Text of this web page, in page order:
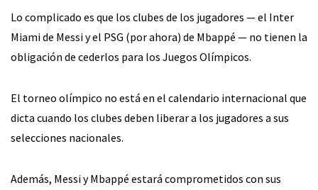
Lo complicado es que los clubes de los jugadores — el Inter
Miami de Messi y el PSG (por ahora) de Mbappé — no tienen la
obligación de cederlos para los Juegos Olímpicos.
El torneo olímpico no está en el calendario internacional que
dicta cuando los clubes deben liberar a los jugadores a sus
selecciones nacionales.
Además, Messi y Mbappé estará comprometidos con sus